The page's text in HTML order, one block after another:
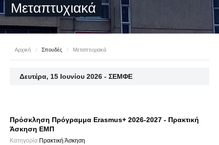
Μεταπτυχιακά
Αρχική / Σπουδές / Μεταπτυχιακά
Δευτέρα, 15 Ιουνίου 2026 - ΣΕΜΦΕ
Πρόσκληση Πρόγραμμα Erasmus+ 2026-2027 - Πρακτική
Άσκηση ΕΜΠ
Κατηγορία Πρακτική Άσκηση